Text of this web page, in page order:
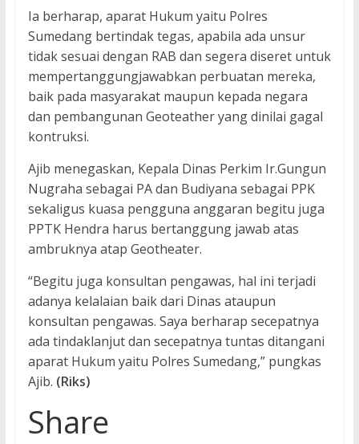
Ia berharap, aparat Hukum yaitu Polres
Sumedang bertindak tegas, apabila ada unsur
tidak sesuai dengan RAB dan segera diseret untuk
mempertanggungjawabkan perbuatan mereka,
baik pada masyarakat maupun kepada negara
dan pembangunan Geoteather yang dinilai gagal
kontruksi.
Ajib menegaskan, Kepala Dinas Perkim Ir.Gungun
Nugraha sebagai PA dan Budiyana sebagai PPK
sekaligus kuasa pengguna anggaran begitu juga
PPTK Hendra harus bertanggung jawab atas
ambruknya atap Geotheater.
“Begitu juga konsultan pengawas, hal ini terjadi
adanya kelalaian baik dari Dinas ataupun
konsultan pengawas. Saya berharap secepatnya
ada tindaklanjut dan secepatnya tuntas ditangani
aparat Hukum yaitu Polres Sumedang,” pungkas
Ajib. (Riks)
Share